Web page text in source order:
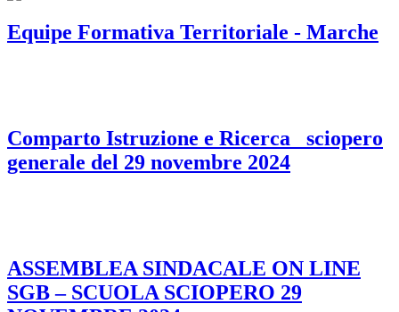
Equipe Formativa Territoriale - Marche
Comparto Istruzione e Ricerca_ sciopero
generale del 29 novembre 2024
ASSEMBLEA SINDACALE ON LINE
SGB – SCUOLA SCIOPERO 29